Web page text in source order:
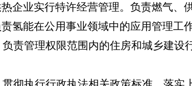
企业实行特许经营管理。负责燃气、
氢能在公用事业领域中的应用管理工作
负责管理权限范围内的住房和城乡建设